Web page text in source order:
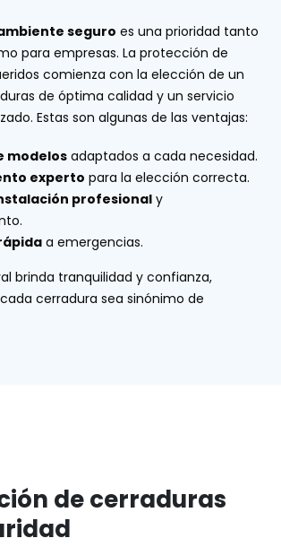
seguro es una prioridad tanto
para empresas. La protección de
comienza con la elección de un
de óptima calidad y un servicio
Estas son algunas de las ventajas:
modelosadaptados a cada necesidad.
experto para la elección correcta.
profesionaly
a emergencias.
brinda tranquilidad y confianza,
cerradura sea sinónimo de
de cerraduras